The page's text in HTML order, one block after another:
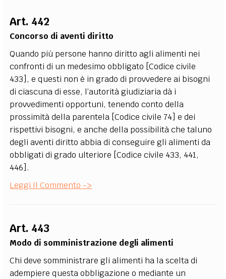
Art. 442
Concorso di aventi diritto
Quando più persone hanno diritto agli alimenti nei
confronti di un medesimo obbligato [Codice civile
433], e questi non è in grado di provvedere ai bisogni
di ciascuna di esse, l’autorità giudiziaria dà i
provvedimenti opportuni, tenendo conto della
prossimità della parentela [Codice civile 74] e dei
rispettivi bisogni, e anche della possibilità che taluno
degli aventi diritto abbia di conseguire gli alimenti da
obbligati di grado ulteriore [Codice civile 433, 441,
446].
Leggi Il Commento ->
Art. 443
Modo di somministrazione degli alimenti
Chi deve somministrare gli alimenti ha la scelta di
adempiere questa obbligazione o mediante un